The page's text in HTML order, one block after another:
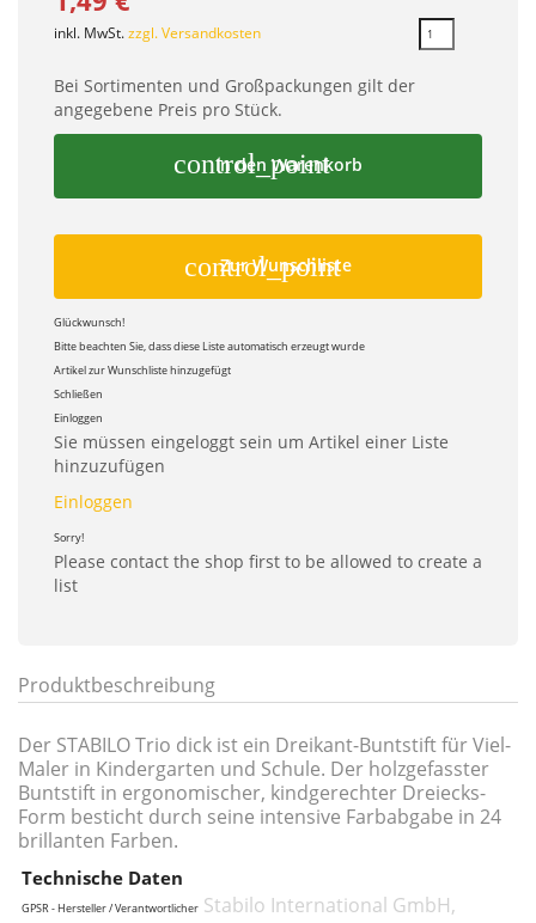
inkl. MwSt.zzgl. Versandkosten
Bei Sortimenten und Großpackungen gilt der
angegebene Preis pro Stück.
control_point
In den Warenkorb
control_point
Zur Wunschliste
Glückwunsch!
Bitte beachten Sie, dass diese Liste automatisch erzeugt wurde
Artikel zur Wunschliste hinzugefügt
Schließen
Einloggen
Sie müssen eingeloggt sein um Artikel einer Liste
hinzuzufügen
Einloggen
Sorry!
Please contact the shop first to be allowed to create a
list
Produktbeschreibung
Der STABILO Trio dick ist ein Dreikant-Buntstift für Viel-
Maler in Kindergarten und Schule. Der holzgefasster
Buntstift in ergonomischer, kindgerechter Dreiecks-
Form besticht durch seine intensive Farbabgabe in 24
brillanten Farben.
Technische Daten
GPSR - Hersteller / Verantwortlicher Stabilo International GmbH,